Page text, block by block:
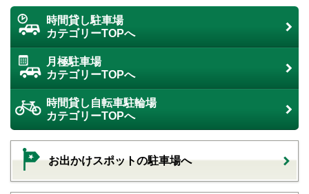
時間貸し駐車場
カテゴリーTOPへ
月極駐車場
カテゴリーTOPへ
時間貸し自転車駐輪場
カテゴリーTOPへ
お出かけスポットの駐車場へ